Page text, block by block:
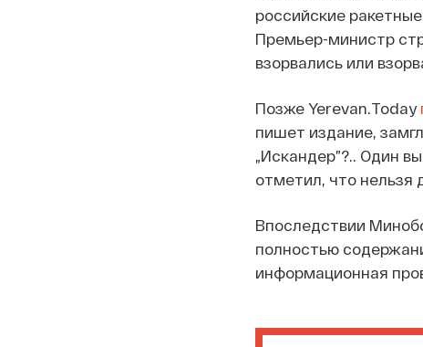
российские
Премьер-министр
взорвались или
Позже Yerevan.Today
пишет издание,
„Искандер”?.. Один
отметил, что нельзя
Впоследствии
полностью
информационная